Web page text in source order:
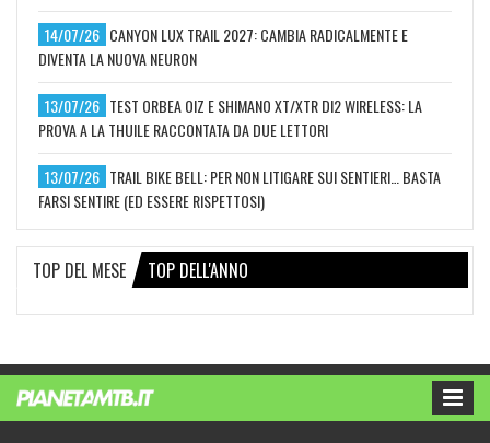
14/07/26 CANYON LUX TRAIL 2027: CAMBIA RADICALMENTE E
DIVENTA LA NUOVA NEURON
13/07/26 TEST ORBEA OIZ E SHIMANO XT/XTR DI2 WIRELESS: LA
PROVA A LA THUILE RACCONTATA DA DUE LETTORI
13/07/26 TRAIL BIKE BELL: PER NON LITIGARE SUI SENTIERI… BASTA
FARSI SENTIRE (ED ESSERE RISPETTOSI)
TOP DEL MESE TOP DELL'ANNO